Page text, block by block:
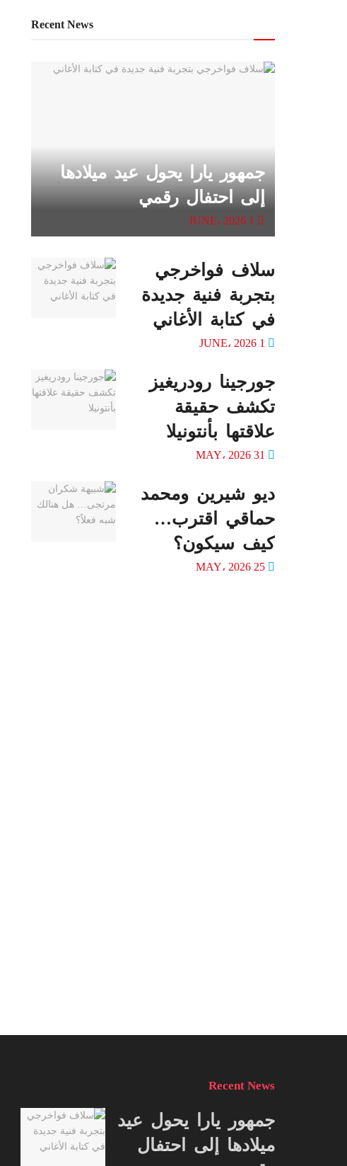
Recent News
جمهور يارا يحول عيد ميلادها
إلى احتفال رقمي
سلاف فواخرجي
بتجربة فنية جديدة
في كتابة الأغاني
جورجينا رودريغيز
تكشف حقيقة
علاقتها بأنتونيلا
ديو شيرين ومحمد
حماقي اقترب…
كيف سيكون؟
Recent News
جمهور يارا يحول عيد
ميلادها إلى احتفال